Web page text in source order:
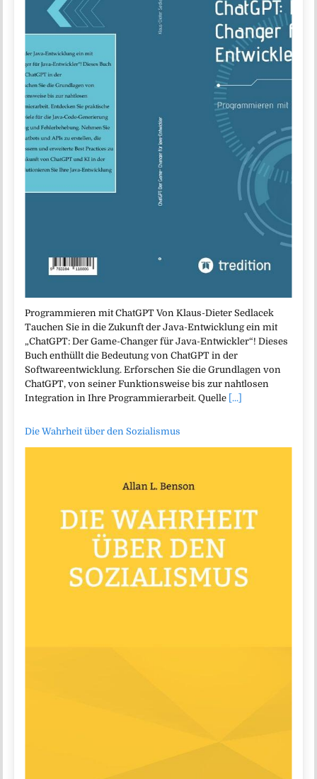
Programmieren mit ChatGPT Von Klaus-Dieter Sedlacek
Tauchen Sie in die Zukunft der Java-Entwicklung ein mit
„ChatGPT: Der Game-Changer für Java-Entwickler“! Dieses
Buch enthüllt die Bedeutung von ChatGPT in der
Softwareentwicklung. Erforschen Sie die Grundlagen von
ChatGPT, von seiner Funktionsweise bis zur nahtlosen
Integration in Ihre Programmierarbeit. Quelle [...]
Die Wahrheit über den Sozialismus